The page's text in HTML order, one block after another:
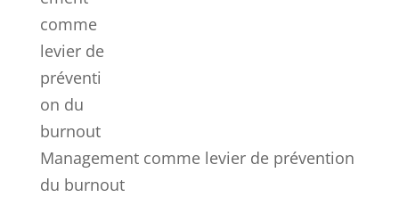
Management comme levier de prévention
du burnout